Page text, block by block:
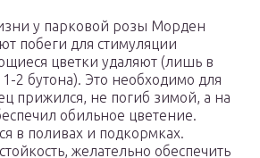
у парковой розы Морден
побеги для стимуляции
цветки удаляют (лишь в
1-2 бутона). Это необходимо для
прижился, не погиб зимой, а на
обильное цветение.
в поливах и подкормках.
желательно обеспечить